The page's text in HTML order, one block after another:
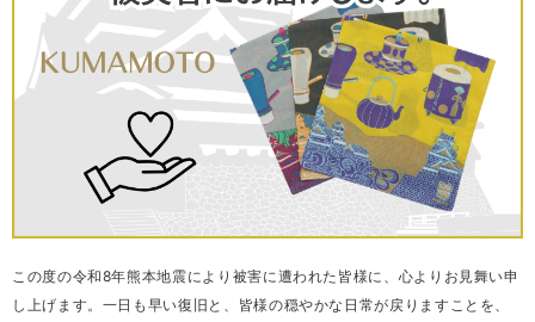
この度の令和8年熊本地震により被害に遭われた皆様に、心よりお見舞い申
し上げます。一日も早い復旧と、皆様の穏やかな日常が戻りますことを、